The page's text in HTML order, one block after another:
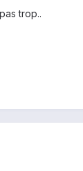
trop..